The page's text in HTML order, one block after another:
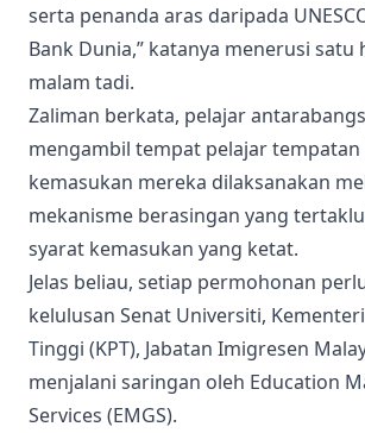
serta penanda aras daripada
Bank Dunia,” katanya menerusi satu
malam tadi.
Zaliman berkata, pelajar
mengambil tempat pelajar tempatan
kemasukan mereka dilaksanakan
mekanisme berasingan yang
syarat kemasukan yang ketat.
Jelas beliau, setiap permohonan
kelulusan Senat Universiti,
Tinggi (KPT), Jabatan Imigresen
menjalani saringan oleh Education
Services (EMGS).